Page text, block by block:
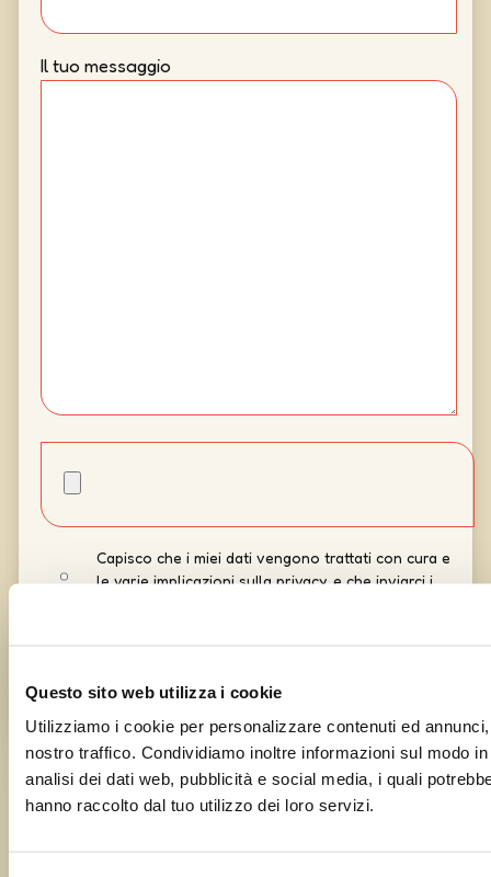
Questo sito web utilizza i cookie
Utilizziamo i cookie per personalizzare contenuti ed
nostro traffico. Condividiamo inoltre informazioni sul modo
analisi dei dati web, pubblicità e social media, i quali
hanno raccolto dal tuo utilizzo dei loro servizi.
Il tuo messaggio
Capisco che i miei dati vengono trattati con cura e
le varie implicazioni sulla privacy, e che inviarci i